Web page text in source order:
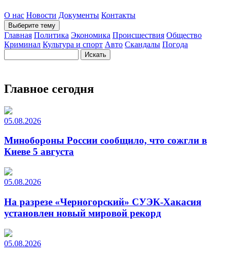
О нас Новости Документы Контакты
Выберите тему
Главная Политика Экономика Происшествия Общество
Криминал Культура и спорт Авто Скандалы Погода
Главное сегодня
05.08.2026
Минобороны России сообщило, что сожгли в
Киеве 5 августа
05.08.2026
На разрезе «Черногорский» СУЭК-Хакасия
установлен новый мировой рекорд
05.08.2026